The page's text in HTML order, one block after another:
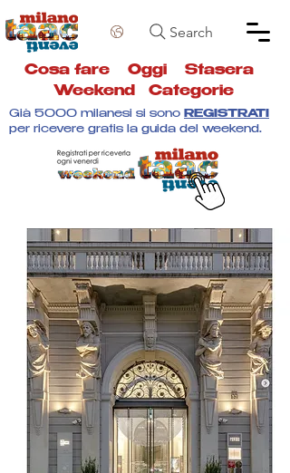
Search
Cosa fare Oggi Stasera
Weekend
Categorie
Già 5000 milanesi si sono REGISTRATI
per ricevere gratis la guida del weekend.